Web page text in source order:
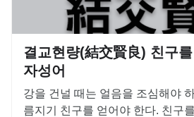
결교현량(結交賢良) 친구
자성어
강을 건널 때는 얼음을 조심해야
름지기 친구를 얻어야 한다. 친구